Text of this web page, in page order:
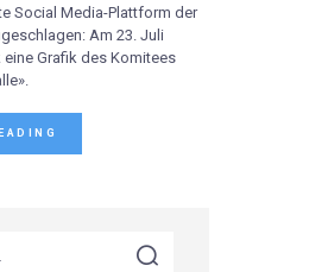
Social Media-Plattform der
Am 23. Juli
Grafik des Komitees